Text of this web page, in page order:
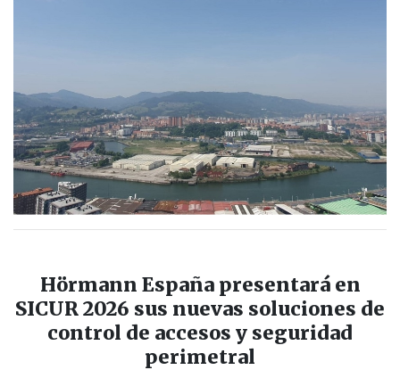
Hörmann España presentará en
SICUR 2026 sus nuevas soluciones de
control de accesos y seguridad
perimetral